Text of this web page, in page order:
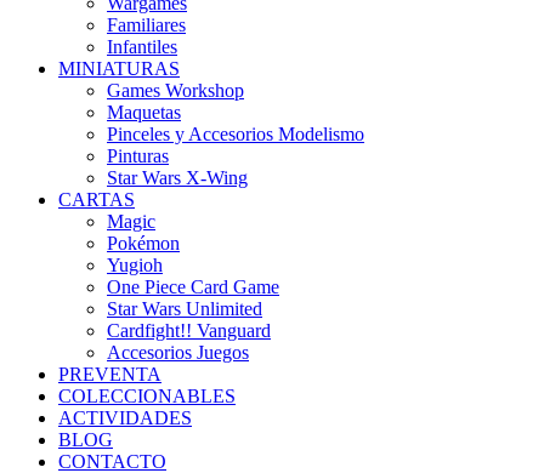
Familiares
Infantiles
MINIATURAS
Games Workshop
Maquetas
Pinceles y Accesorios Modelismo
Pinturas
Star Wars X-Wing
CARTAS
Magic
Pokémon
Yugioh
One Piece Card Game
Star Wars Unlimited
Cardfight!! Vanguard
Accesorios Juegos
PREVENTA
COLECCIONABLES
ACTIVIDADES
BLOG
CONTACTO